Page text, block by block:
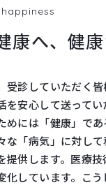
康へ、健
受診していただく
を安心して送ってい
めには「健康」であ
な「病気」に対し
提供します。医療
化しています。こう